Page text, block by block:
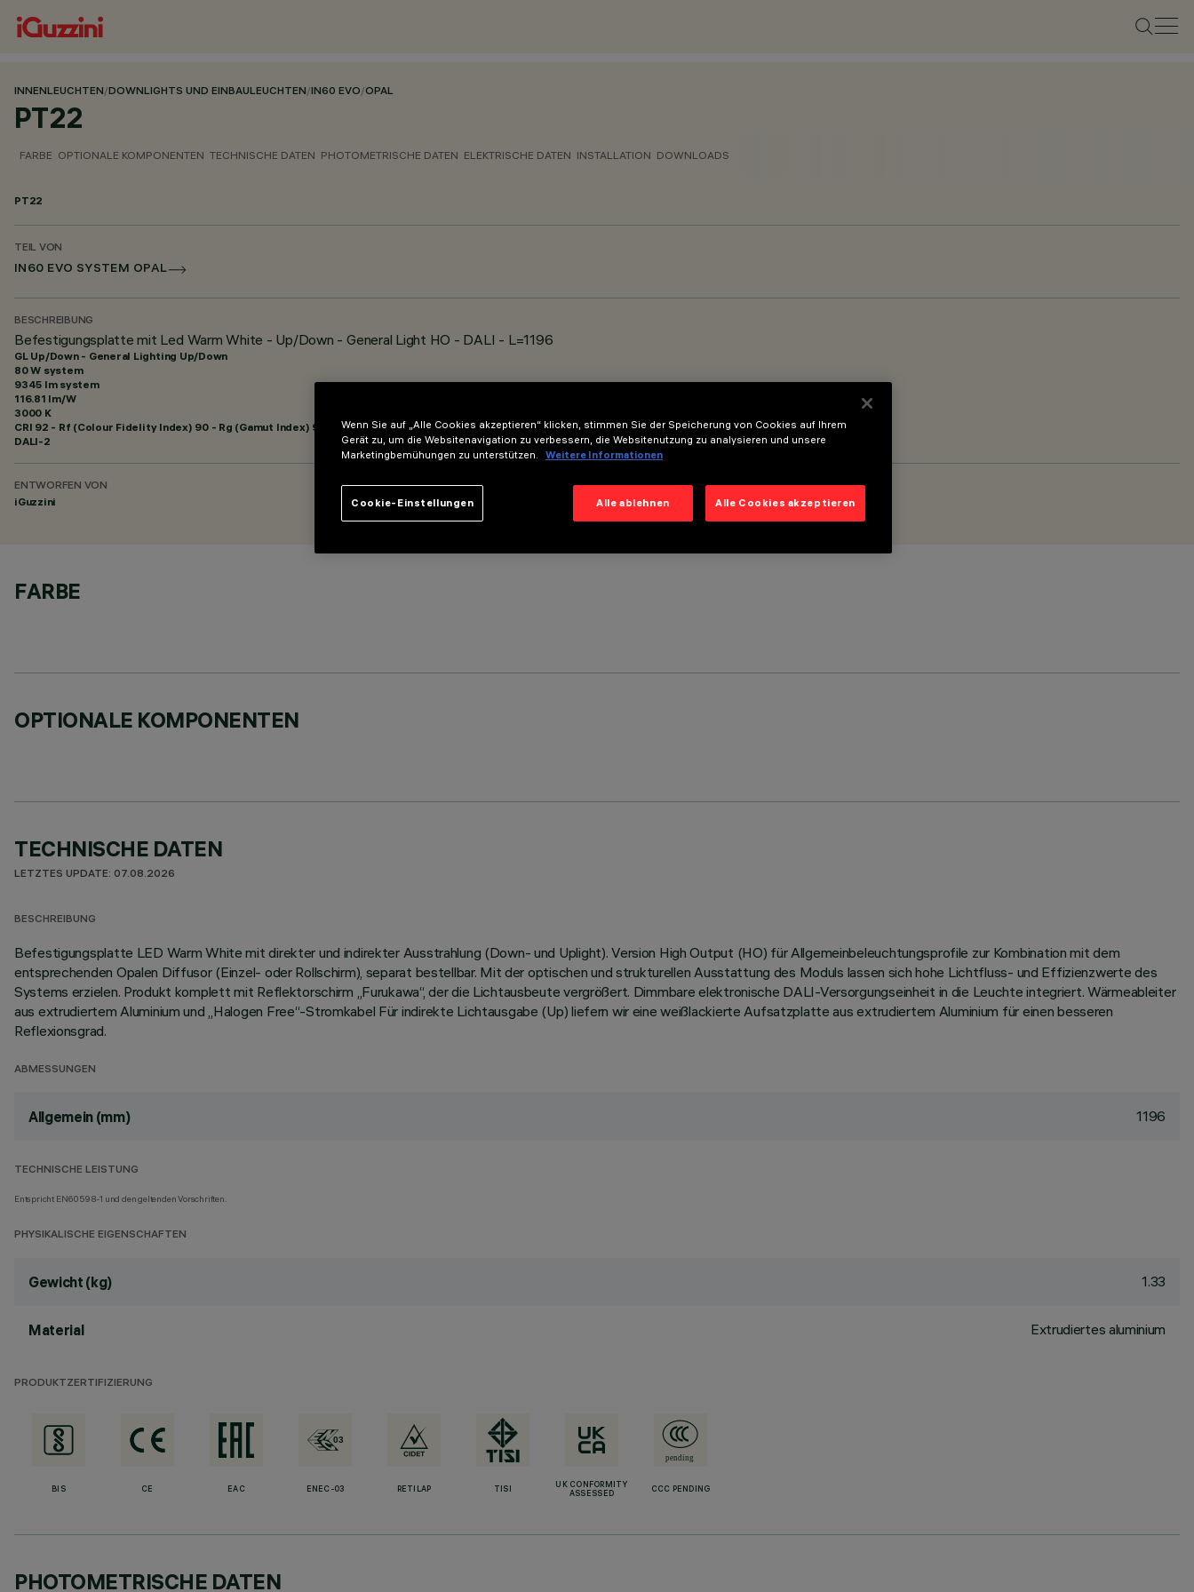
INNENLEUCHTEN/DOWNLIGHTS UND EINBAULEUCHTEN/IN60 EVO/OPAL
PT22
FARBE OPTIONALE KOMPONENTEN TECHNISCHE DATEN PHOTOMETRISCHE DATEN ELEKTRISCHE DATEN INSTALLATION DOWNLOADS
PT22
TEIL VON
IN60 EVO SYSTEM OPAL
BESCHREIBUNG
Befestigungsplatte mit Led Warm White - Up/Down - General Light HO - DALI - L=1196
GL Up/Down - General Lighting Up/Down
80 W system
9345 lm system
116.81 lm/W
3000 K
CRI 92 - Rf (Colour Fidelity Index) 90 - Rg (Gamut Index) 96
DALI-2
ENTWORFEN VON
iGuzzini
FARBE
OPTIONALE KOMPONENTEN
TECHNISCHE DATEN
LETZTES UPDATE: 07.08.2026
BESCHREIBUNG
Befestigungsplatte LED Warm White mit direkter und indirekter Ausstrahlung (Down- und Uplight). Version High Output (HO) für Allgemeinbeleuchtungsprofile zur Kombination mit dem
entsprechenden Opalen Diffusor (Einzel- oder Rollschirm), separat bestellbar. Mit der optischen und strukturellen Ausstattung des Moduls lassen sich hohe Lichtfluss- und Effizienzwerte des
Systems erzielen. Produkt komplett mit Reflektorschirm „Furukawa“, der die Lichtausbeute vergrößert. Dimmbare elektronische DALI-Versorgungseinheit in die Leuchte integriert. Wärmeableiter
aus extrudiertem Aluminium und „Halogen Free“-Stromkabel Für indirekte Lichtausgabe (Up) liefern wir eine weißlackierte Aufsatzplatte aus extrudiertem Aluminium für einen besseren
Reflexionsgrad.
ABMESSUNGEN
Allgemein (mm) 1196
TECHNISCHE LEISTUNG
Entspricht EN60598-1 und den geltenden Vorschriften.
PHYSIKALISCHE EIGENSCHAFTEN
Gewicht (kg) 1.33
Material Extrudiertes aluminium
PRODUKTZERTIFIZIERUNG
BIS CE EAC ENEC-03 RETILAP TISI
UK CONFORMITY
ASSESSED
CCC PENDING
PHOTOMETRISCHE DATEN
Wenn Sie auf „Alle Cookies akzeptieren“ klicken, stimmen Sie der Speicherung von Cookies auf Ihrem
Gerät zu, um die Websitenavigation zu verbessern, die Websitenutzung zu analysieren und unsere
Marketingbemühungen zu unterstützen.
Weitere Informationen
Alle ablehnen Alle Cookies akzeptieren
Cookie-Einstellungen